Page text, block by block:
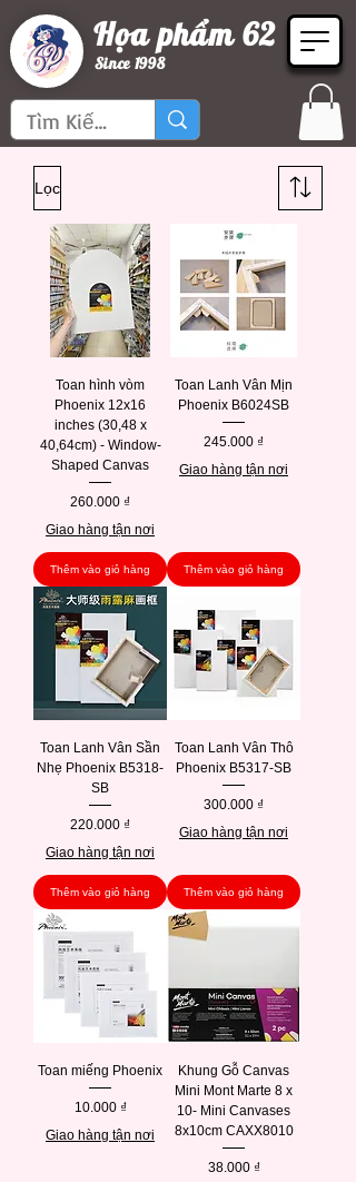
Since 1998
Họa phẩm 62
Lọc
Toan hình vòm
Phoenix 12x16
inches (30,48 x
40,64cm) - Window-
Shaped Canvas
Giá
260.000 ₫
Giao hàng tận nơi
Thêm vào giỏ hàng
Toan Lanh Vân Mịn
Phoenix B6024SB
Giá
245.000 ₫
Giao hàng tận nơi
Thêm vào giỏ hàng
Toan Lanh Vân Sần
Nhẹ Phoenix B5318-
SB
Giá
220.000 ₫
Giao hàng tận nơi
Thêm vào giỏ hàng
Toan Lanh Vân Thô
Phoenix B5317-SB
Giá
300.000 ₫
Giao hàng tận nơi
Thêm vào giỏ hàng
Toan miếng Phoenix
Giá
10.000 ₫
Giao hàng tận nơi
Khung Gỗ Canvas
Mini Mont Marte 8 x
10- Mini Canvases
8x10cm CAXX8010
Giá
38.000 ₫